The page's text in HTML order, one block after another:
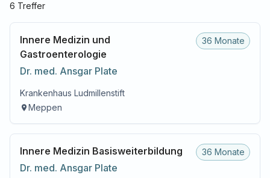
6 Treffer
Innere Medizin und
Gastroenterologie
Dr. med. Ansgar Plate
36 Monate
Krankenhaus Ludmillenstift
Meppen
Innere Medizin Basisweiterbildung
Dr. med. Ansgar Plate
36 Monate